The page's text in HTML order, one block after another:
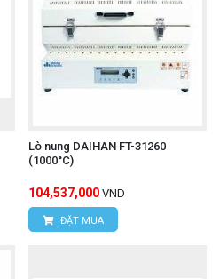
Lò nung DAIHAN FT-31260
(1000°C)
104,537,000 VND
ĐẶT MUA